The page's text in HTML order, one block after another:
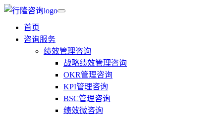
首页
咨询服务
绩效管理咨询
战略绩效管理咨询
OKR管理咨询
KPI管理咨询
BSC管理咨询
绩效微咨询